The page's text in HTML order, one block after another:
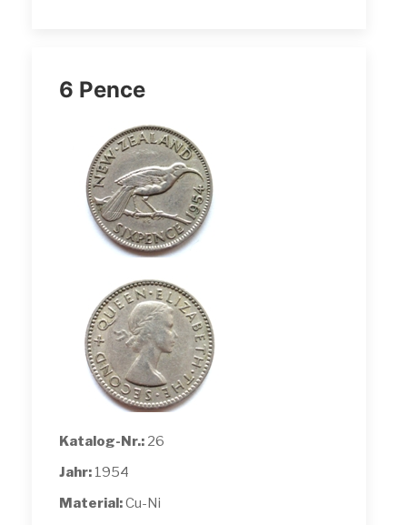
6 Pence
Katalog-Nr.: 26
Jahr: 1954
Material:Cu-Ni